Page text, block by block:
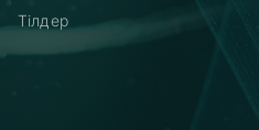
Тілдер